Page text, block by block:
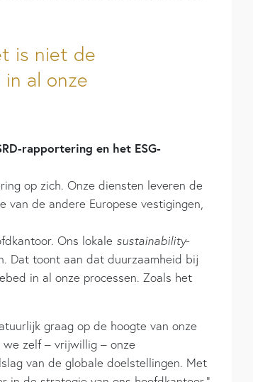
is niet de
al onze
rapportering en het ESG-
op zich. Onze diensten leveren de
de andere Europese vestigingen,
Ons lokale sustainability-
Dat toont aan dat duurzaamheid bij
in al onze processen. Zoals het
graag op de hoogte van onze
zelf – vrijwillig – onze
van de globale doelstellingen. Met